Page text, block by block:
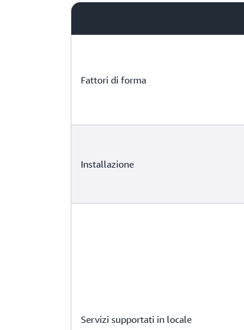
Fattori di forma
Installazione
Servizi supportati in locale